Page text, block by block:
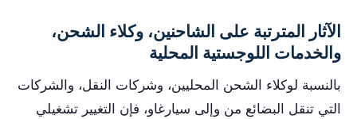
الآثار المترتبة على الشاحنين، وكلاء الشحن،
والخدمات اللوجستية المحلية
بالنسبة لوكلاء الشحن المحليين، وشركات النقل، والشركات
التي تنقل البضائع من وإلى سيارغاو، فإن التغيير تشغيلي